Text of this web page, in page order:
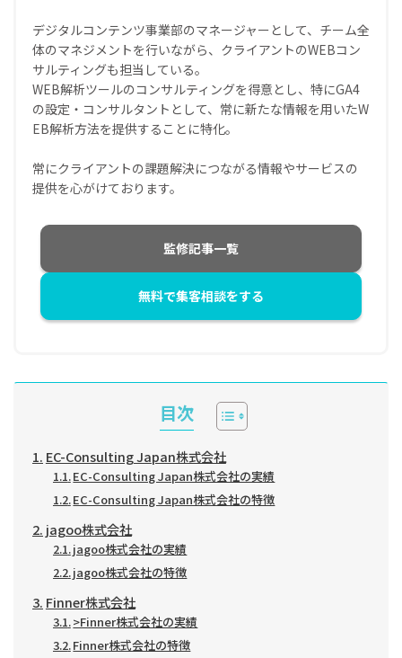
デジタルコンテンツ事業部のマネージャーとして、チーム全
体のマネジメントを行いながら、クライアントのWEBコン
サルティングも担当している。
WEB解析ツールのコンサルティングを得意とし、特にGA4
の設定・コンサルタントとして、常に新たな情報を用いたW
EB解析方法を提供することに特化。
常にクライアントの課題解決につながる情報やサービスの
提供を心がけております。
監修記事一覧
無料で集客相談をする
目次
EC-Consulting Japan株式会社
EC-Consulting Japan株式会社の実績
EC-Consulting Japan株式会社の特徴
jagoo株式会社
jagoo株式会社の実績
jagoo株式会社の特徴
Finner株式会社
>Finner株式会社の実績
Finner株式会社の特徴